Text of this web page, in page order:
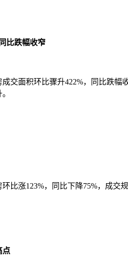
比跌幅收窄
面积环比骤升422%，同比跌幅
涨123%，同比下降75%，成交
点